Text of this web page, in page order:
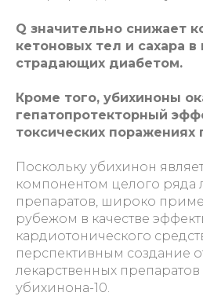
Q значительно снижает
кетоновых тел и сахара
страдающих диабетом.
Кроме того, убихиноны
гепатопротекторный
токсических поражениях
Поскольку убихинон
компонентом целого ряда
препаратов, широко
рубежом в качестве
кардиотонического
перспективным создание
лекарственных
убихинона-10.